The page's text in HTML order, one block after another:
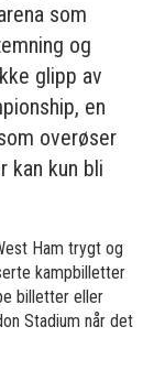
som
og
glipp av
en
overøser
kan kun bli
Ham trygt og
kampbilletter
billetter eller
Stadium når det